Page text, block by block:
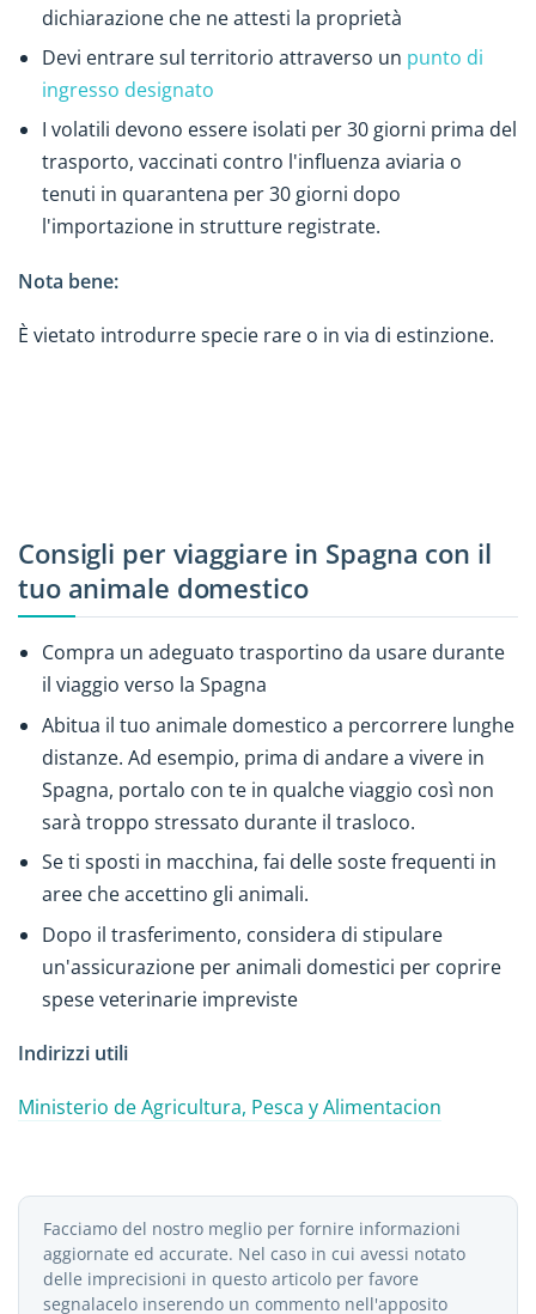
dichiarazione che ne attesti la proprietà
Devi entrare sul territorio attraverso un punto di
ingresso designato
I volatili devono essere isolati per 30 giorni prima del
trasporto, vaccinati contro l'influenza aviaria o
tenuti in quarantena per 30 giorni dopo
l'importazione in strutture registrate.
Nota bene:
È vietato introdurre specie rare o in via di estinzione.
Consigli per viaggiare in Spagna con il
tuo animale domestico
Compra un adeguato trasportino da usare durante
il viaggio verso la Spagna
Abitua il tuo animale domestico a percorrere lunghe
distanze. Ad esempio, prima di andare a vivere in
Spagna, portalo con te in qualche viaggio così non
sarà troppo stressato durante il trasloco.
Se ti sposti in macchina, fai delle soste frequenti in
aree che accettino gli animali.
Dopo il trasferimento, considera di stipulare
un'assicurazione per animali domestici per coprire
spese veterinarie impreviste
Indirizzi utili
Ministerio de Agricultura, Pesca y Alimentacion
Facciamo del nostro meglio per fornire informazioni
aggiornate ed accurate. Nel caso in cui avessi notato
delle imprecisioni in questo articolo per favore
segnalacelo inserendo un commento nell'apposito